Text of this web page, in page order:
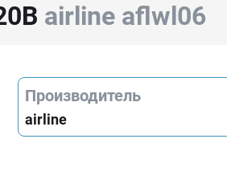
airline aflwl06
Производитель
airline